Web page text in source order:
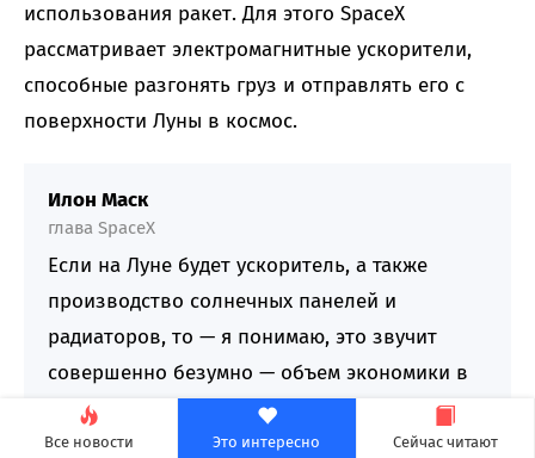
Все новости Это интересно Сейчас читают
использования ракет. Для этого SpaceX
рассматривает электромагнитные ускорители,
способные разгонять груз и отправлять его с
поверхности Луны в космос.
Илон Маск
глава SpaceX
Если на Луне будет ускоритель, а также
производство солнечных панелей и
радиаторов, то — я понимаю, это звучит
совершенно безумно — объем экономики в
части вычислительного интеллекта,
выводимого в космос, можно будет